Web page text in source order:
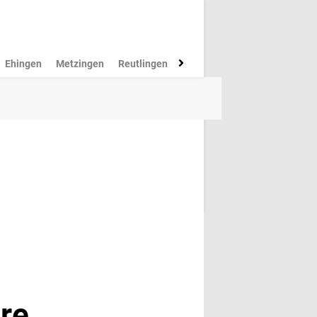
Ehingen Metzingen Reutlingen Münsingen